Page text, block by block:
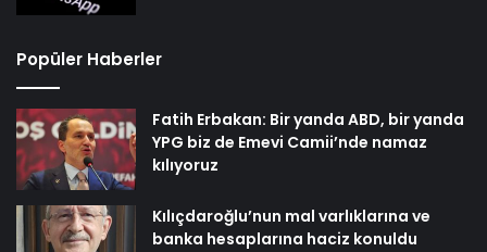
Popüler Haberler
Fatih Erbakan: Bir yanda ABD, bir yanda
YPG biz de Emevi Camii’nde namaz
kılıyoruz
Kılıçdaroğlu’nun mal varlıklarına ve
banka hesaplarına haciz konuldu